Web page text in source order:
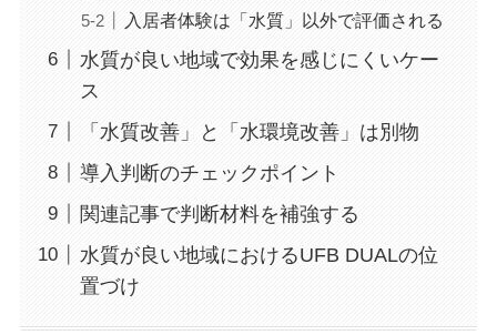
入居者体験は「水質」以外で評価される
水質が良い地域で効果を感じにくいケー
ス
「水質改善」と「水環境改善」は別物
導入判断のチェックポイント
関連記事で判断材料を補強する
水質が良い地域におけるUFB DUALの位
置づけ